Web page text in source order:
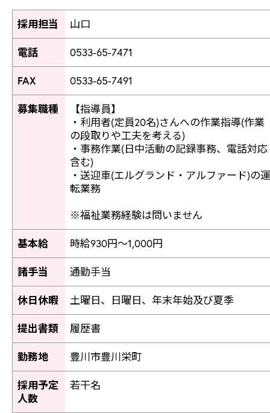
採用担当 山口
電話 0533-65-7471
FAX 0533-65-7491
募集職種
【指導員】
・利用者(定員20名)さんへの作業指導(作業
の段取りや工夫を考える)
・事務作業(日中活動の記録事務、電話対応
含む)
・送迎車(エルグランド・アルファード)の運
転業務
※福祉業務経験は問いません
基本給 時給930円～1,000円
諸手当 通勤手当
休日休暇 土曜日、日曜日、年末年始及び夏季
提出書類 履歴書
勤務地 豊川市豊川栄町
採用予定
人数
若干名